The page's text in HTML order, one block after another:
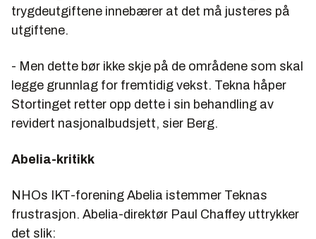
trygdeutgiftene innebærer at det må justeres på
utgiftene.
- Men dette bør ikke skje på de områdene som skal
legge grunnlag for fremtidig vekst. Tekna håper
Stortinget retter opp dette i sin behandling av
revidert nasjonalbudsjett, sier Berg.
Abelia-kritikk
NHOs IKT-forening Abelia istemmer Teknas
frustrasjon. Abelia-direktør Paul Chaffey uttrykker
det slik: